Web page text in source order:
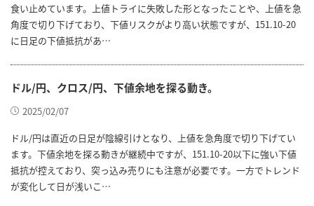
食い止めています。上値トライに失敗した形となったことや、上値を急
角度で切り下げており、下値リスクがより高い状態ですが、151.10-20
に日足の下値抵抗があ…
ドル/円、クロス/円、下値余地を探る動き。
2025/02/07
ドル/円は直近の日足が陰線引けとなり、上値を急角度で切り下げてい
ます。下値余地を探る動きが継続中ですが、151.10-20以下に強い下値
抵抗が控えており、突っ込み売りにも注意が必要です。一方でトレンド
が変化して日が浅いこ…